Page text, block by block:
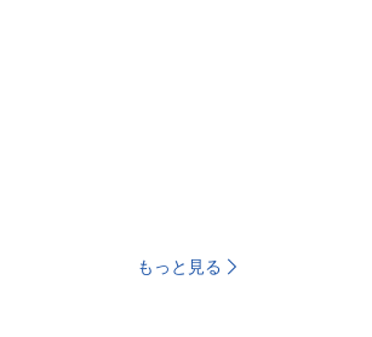
もっと見る